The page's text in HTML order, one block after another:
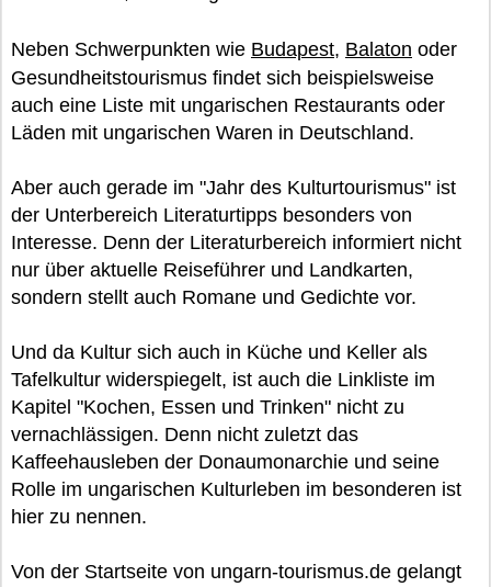
Neben Schwerpunkten wie Budapest, Balaton oder
Gesundheitstourismus findet sich beispielsweise
auch eine Liste mit ungarischen Restaurants oder
Läden mit ungarischen Waren in Deutschland.
Aber auch gerade im "Jahr des Kulturtourismus" ist
der Unterbereich Literaturtipps besonders von
Interesse. Denn der Literaturbereich informiert nicht
nur über aktuelle Reiseführer und Landkarten,
sondern stellt auch Romane und Gedichte vor.
Und da Kultur sich auch in Küche und Keller als
Tafelkultur widerspiegelt, ist auch die Linkliste im
Kapitel "Kochen, Essen und Trinken" nicht zu
vernachlässigen. Denn nicht zuletzt das
Kaffeehausleben der Donaumonarchie und seine
Rolle im ungarischen Kulturleben im besonderen ist
hier zu nennen.
Von der Startseite von ungarn-tourismus.de gelangt